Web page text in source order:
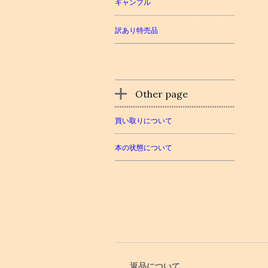
ギャンブル
訳あり特売品
Other page
買い取りについて
本の状態について